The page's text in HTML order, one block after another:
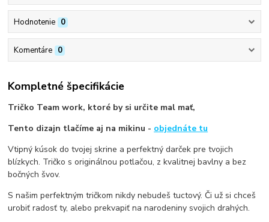
Hodnotenie 0
Komentáre 0
Kompletné špecifikácie
Tričko Team work, ktoré by si určite mal mať,
Tento dizajn tlačíme aj na mikinu - objednáte tu
Vtipný kúsok do tvojej skrine a perfektný darček pre tvojich
blízkych. Tričko s originálnou potlačou, z kvalitnej bavlny a bez
bočných švov.
S našim perfektným tričkom nikdy nebudeš tuctový. Či už si chceš
urobiť radosť ty, alebo prekvapiť na narodeniny svojich drahých.